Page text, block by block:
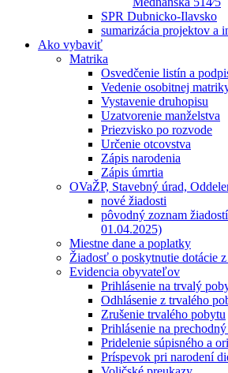
SPR Dubnicko-Ilavsko
sumarizácia projektov a
Ako vybaviť
Matrika
Osvedčenie listín a
Vedenie osobitnej
Vystavenie druhopisu
Uzatvorenie manželstva
Priezvisko po rozvode
Určenie otcovstva
Zápis narodenia
Zápis úmrtia
OVaŽP, Stavebný úrad,
nové žiadosti
pôvodný zoznam
01.04.2025)
Miestne dane a poplatky
Žiadosť o poskytnutie dotácie z
Evidencia obyvateľov
Prihlásenie na trvalý
Odhlásenie z trvalého
Zrušenie trvalého pobytu
Prihlásenie na
Pridelenie súpisného a
Príspevok pri narodení